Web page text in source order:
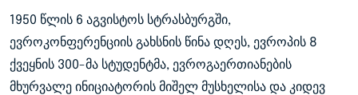
1950 წლის 6 აგვისტოს სტრასბურგში,
ევროკონფერენციის გახსნის წინა დღეს, ევროპის 8
ქვეყნის 300-მა სტუდენტმა, ევროგაერთიანების
მხურვალე ინიციატორის მიშელ მუსხელისა და კიდევ